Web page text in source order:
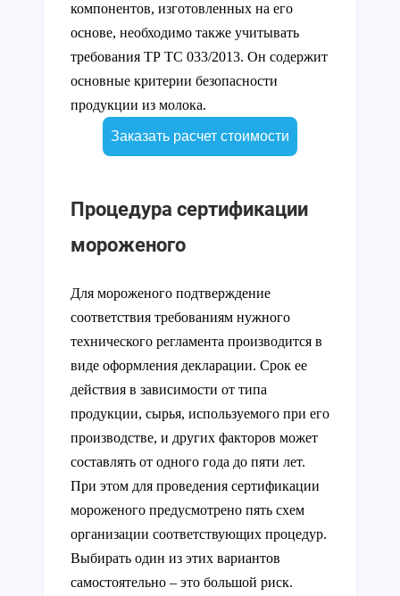
компонентов, изготовленных на его
основе, необходимо также учитывать
требования ТР ТС 033/2013. Он содержит
основные критерии безопасности
продукции из молока.
Заказать расчет стоимости
Процедура сертификации
мороженого
Для мороженого подтверждение
соответствия требованиям нужного
технического регламента производится в
виде оформления декларации. Срок ее
действия в зависимости от типа
продукции, сырья, используемого при его
производстве, и других факторов может
составлять от одного года до пяти лет.
При этом для проведения сертификации
мороженого предусмотрено пять схем
организации соответствующих процедур.
Выбирать один из этих вариантов
самостоятельно – это большой риск.